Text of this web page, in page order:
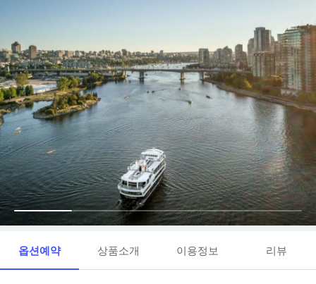
옵션예약 상품소개 이용정보 리뷰